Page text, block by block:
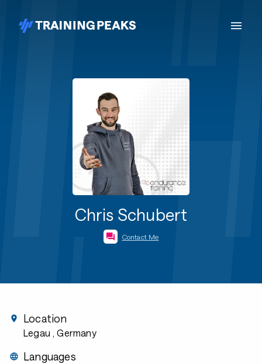
Chris Schubert
Contact Me
Location
Legau , Germany
Languages